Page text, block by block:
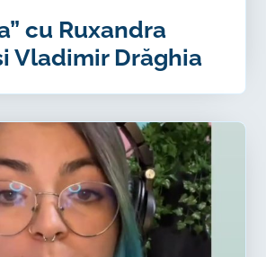
cu Ruxandra
Vladimir Drăghia